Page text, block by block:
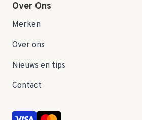
Over Ons
Merken
Over ons
Nieuws en tips
Contact